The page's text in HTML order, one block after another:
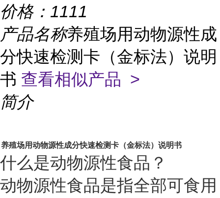
价格： 1111
产品名称养殖场用动物源性成
分快速检测卡（金标法）说明
书 查看相似产品 >
简介
养殖场用动物源性成分快速检测卡（金标法）说明书
什么是动物源性食品？
动物源性食品是指全部可食用